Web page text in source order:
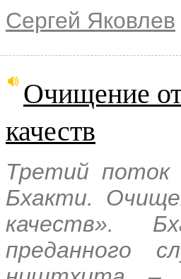
Сергей Яковлев
Очищение
качеств
Третий поток
Бхакти.
качеств».
преданного